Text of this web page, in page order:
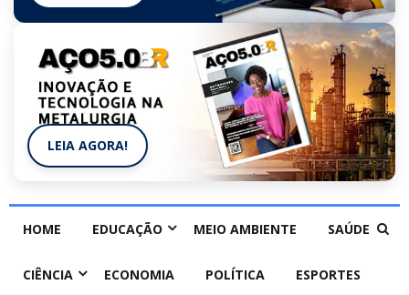
LEIA AGORA!
HOME EDUCAÇÃO MEIO AMBIENTE SAÚDE
CIÊNCIA ECONOMIA POLÍTICA ESPORTES